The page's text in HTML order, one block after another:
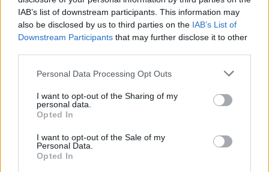
IAB’s list of downstream participants. This information may
also be disclosed by us to third parties on the IAB’s List of
Downstream Participants that may further disclose it to other
Personal Data Processing Opt Outs
I want to opt-out of the Sharing of my
personal data.
Opted In
I want to opt-out of the Sale of my
Personal Data.
Opted In
Kela voi leikata tukia ulkomaanmatkan
vuoksi
F/A-18 Hornet jyrähtää ylilennolle
hurja ylinopeus
näytöksessä – yleisö poistui paikalta